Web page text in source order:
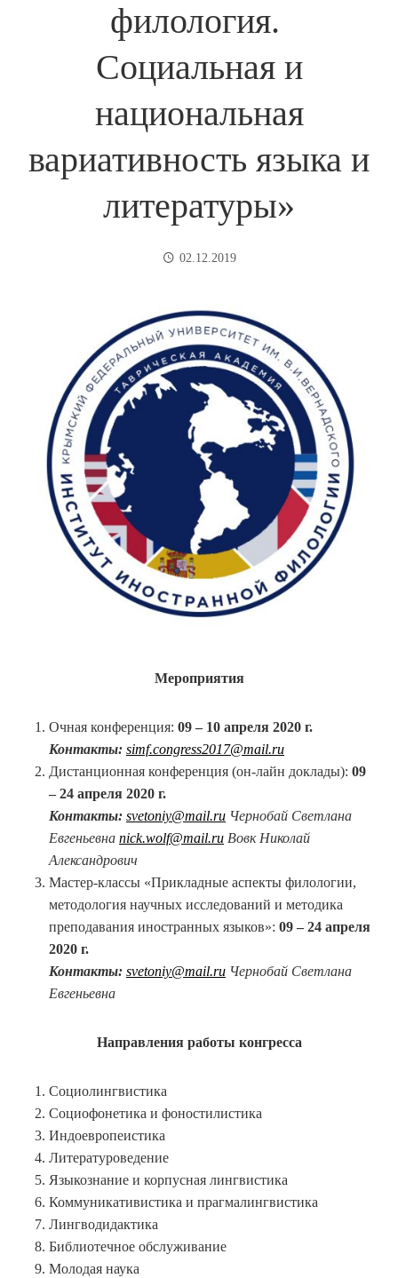
филология.
Социальная и
национальная
вариативность языка и
литературы»
02.12.2019
Мероприятия
Очная конференция: 09 – 10 апреля 2020 г.
Контакты: simf.congress2017@mail.ru
Дистанционная конференция (он-лайн доклады): 09
– 24 апреля 2020 г.
Контакты: svetoniy@mail.ru Чернобай Светлана
Евгеньевна nick.wolf@mail.ru Вовк Николай
Александрович
Мастер-классы «Прикладные аспекты филологии,
методология научных исследований и методика
преподавания иностранных языков»: 09 – 24 апреля
2020 г.
Контакты: svetoniy@mail.ru Чернобай Светлана
Евгеньевна
Направления работы конгресса
Социолингвистика
Социофонетика и фоностилистика
Индоевропеистика
Литературоведение
Языкознание и корпусная лингвистика
Коммуникативистика и прагмалингвистика
Лингводидактика
Библиотечное обслуживание
Молодая наука